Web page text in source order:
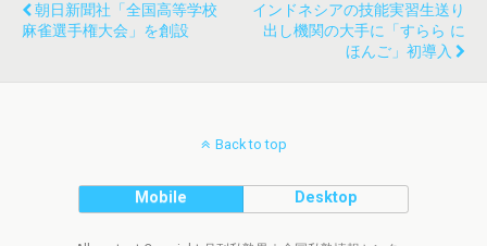
朝日新聞社「全国高等学校
麻雀選手権大会」を創設
インドネシアの技能実習生送り
出し機関の大手に「すらら に
ほんご」初導入
Back to top
Mobile Desktop